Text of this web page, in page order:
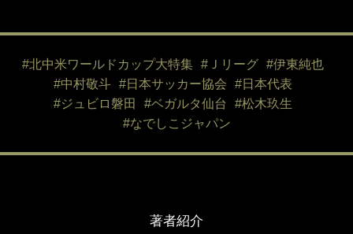
#北中米ワールドカップ大特集 #Ｊリーグ
#伊東純也
#中村敬斗
#日本サッカー協会
#日本代表
#ジュビロ磐田
#ベガルタ仙台
#松木玖生
#なでしこジャパン
著者紹介